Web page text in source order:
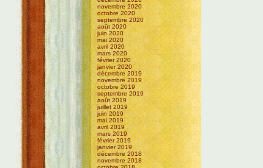
novembre 2020
octobre 2020
septembre 2020
août 2020
juin 2020
mai 2020
avril 2020
mars 2020
février 2020
janvier 2020
décembre 2019
novembre 2019
octobre 2019
septembre 2019
août 2019
juillet 2019
juin 2019
mai 2019
avril 2019
mars 2019
février 2019
janvier 2019
décembre 2018
novembre 2018